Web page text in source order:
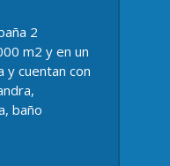
2
m2 y en un
y cuentan con
baño